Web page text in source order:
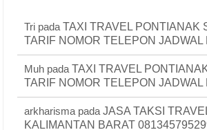
Tri padaTAXI TRAVEL PONTIANAK
TARIF NOMOR TELEPON
Muh padaTAXI TRAVEL
TARIF NOMOR TELEPON
arkharisma padaJASA TAKSI
KALIMANTAN BARAT